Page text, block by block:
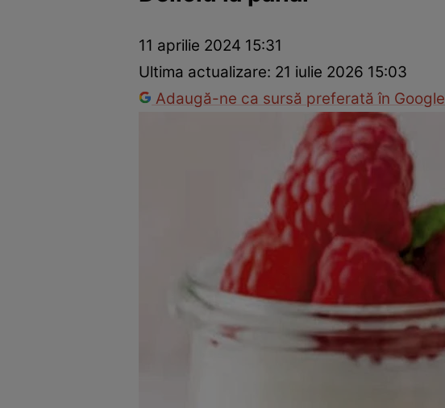
Mâncăruri rapide Rețete cu legume
11 aprilie 2024 15:31
Ultima actualizare: 21 iulie 2026 15:03
Adaugă-ne ca sursă preferată în Google